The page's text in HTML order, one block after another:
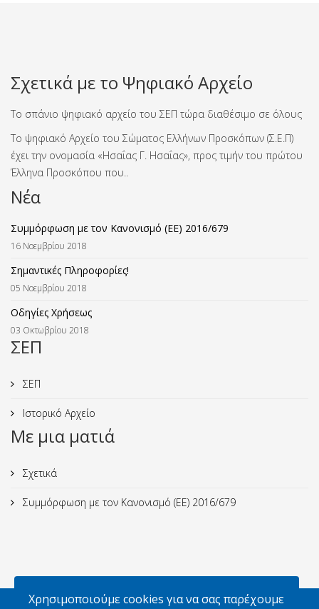
Σχετικά με το Ψηφιακό Αρχείο
Το σπάνιο ψηφιακό αρχείο του ΣΕΠ τώρα διαθέσιμο σε όλους
Το ψηφιακό Αρχείο του Σώματος Ελλήνων Προσκόπων (Σ.Ε.Π)
έχει την ονομασία «Ησαΐας Γ. Ησαΐας», προς τιμήν του πρώτου
Έλληνα Προσκόπου που..
Νέα
Συμμόρφωση με τον Κανονισμό (ΕΕ) 2016/679
16 Νοεμβρίου 2018
Σημαντικές Πληροφορίες!
05 Νοεμβρίου 2018
Οδηγίες Χρήσεως
03 Οκτωβρίου 2018
ΣΕΠ
ΣΕΠ
Ιστορικό Αρχείο
Με μια ματιά
Σχετικά
Συμμόρφωση με τον Κανονισμό (ΕΕ) 2016/679
Χρησιμοποιούμε cookies για να σας παρέχουμε